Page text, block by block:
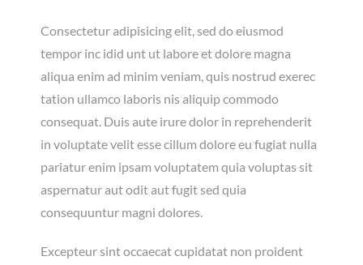
Consectetur adipisicing elit, sed do eiusmod
tempor inc idid unt ut labore et dolore magna
aliqua enim ad minim veniam, quis nostrud exerec
tation ullamco laboris nis aliquip commodo
consequat. Duis aute irure dolor in reprehenderit
in voluptate velit esse cillum dolore eu fugiat nulla
pariatur enim ipsam voluptatem quia voluptas sit
aspernatur aut odit aut fugit sed quia
consequuntur magni dolores.
Excepteur sint occaecat cupidatat non proident